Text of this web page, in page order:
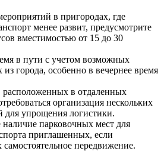
в пригородах, где
менее развит, предусмотрите
вместимостью от 15 до 30
в пути с учетом возможных
из города, особенно в вечернее время
в отдаленных
организация нескольких
для упрощения логистики.
наличие парковочных мест для
приглашенных, если
самостоятельное передвижение.